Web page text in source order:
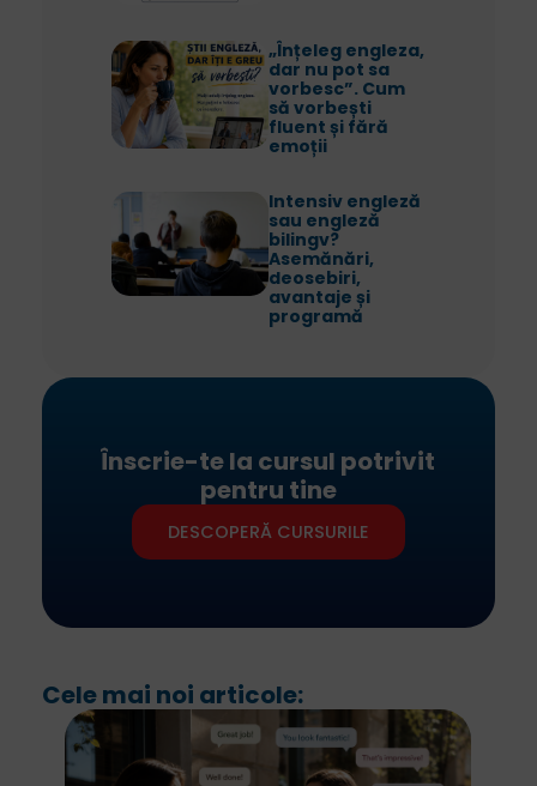
„Înțeleg engleza,
dar nu pot sa
vorbesc”. Cum
să vorbești
fluent și fără
emoții
Intensiv engleză
sau engleză
bilingv?
Asemănări,
deosebiri,
avantaje și
programă
Înscrie-te la cursul potrivit
pentru tine
DESCOPERĂ CURSURILE
Cele mai noi articole: